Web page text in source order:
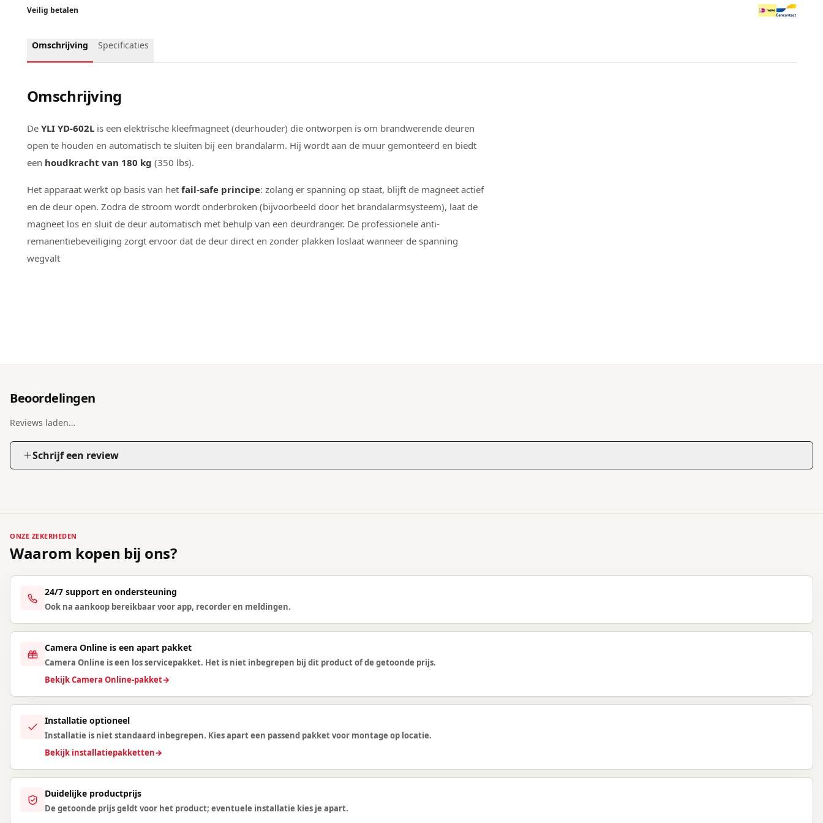
Veilig betalen
Omschrijving Specificaties
Omschrijving
De YLI YD-602Lis een elektrische kleefmagneet (deurhouder) die ontworpen is om brandwerende deuren
open te houden en automatisch te sluiten bij een brandalarm. Hij wordt aan de muur gemonteerd en biedt
een houdkracht van 180 kg (350 lbs).
Het apparaat werkt op basis van het fail-safe principe: zolang er spanning op staat, blijft de magneet actief
en de deur open. Zodra de stroom wordt onderbroken (bijvoorbeeld door het brandalarmsysteem), laat de
magneet los en sluit de deur automatisch met behulp van een deurdranger. De professionele anti-
remanentiebeveiliging zorgt ervoor dat de deur direct en zonder plakken loslaat wanneer de spanning
wegvalt
Beoordelingen
Reviews laden…
Schrijf een review
ONZE ZEKERHEDEN
Waarom kopen bij ons?
24/7 support en ondersteuning
Ook na aankoop bereikbaar voor app, recorder en meldingen.
Camera Online is een apart pakket
Camera Online is een los servicepakket. Het is niet inbegrepen bij dit product of de getoonde prijs.
Bekijk Camera Online-pakket→
Installatie optioneel
Installatie is niet standaard inbegrepen. Kies apart een passend pakket voor montage op locatie.
Bekijk installatiepakketten→
Duidelijke productprijs
De getoonde prijs geldt voor het product; eventuele installatie kies je apart.